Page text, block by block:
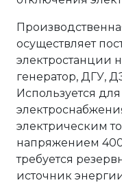
осуществляет
электростанции
генератор, ДГУ,
Используется
электрическим
напряжением
требуется
источник